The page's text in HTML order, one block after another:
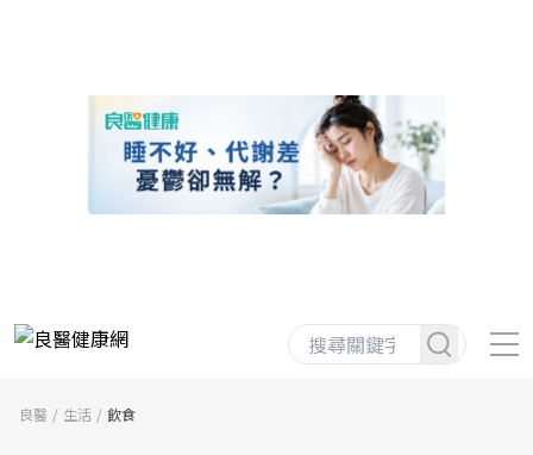
良醫 生活 飲食